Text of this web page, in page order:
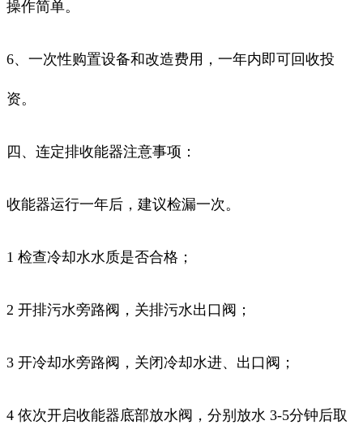
操作简单。
6、一次性购置设备和改造费用，一年内即可回收投
资。
四、连定排收能器注意事项：
收能器运行一年后，建议检漏一次。
1 检查冷却水水质是否合格；
2 开排污水旁路阀，关排污水出口阀；
3 开冷却水旁路阀，关闭冷却水进、出口阀；
4 依次开启收能器底部放水阀，分别放水 3-5分钟后取